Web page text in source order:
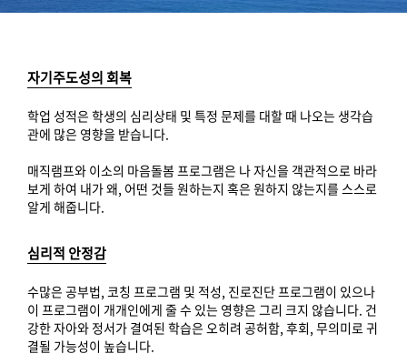
자기주도성의 회복
학업 성적은 학생의 심리상태 및 특정 문제를 대할 때 나오는 생각습
관에 많은 영향을 받습니다.
매직램프와 이소의 마음돌봄 프로그램은 나 자신을 객관적으로 바라
보게 하여 내가 왜, 어떤 것들 원하는지 혹은 원하지 않는지를 스스로
알게 해줍니다.
심리적 안정감
수많은 공부법, 코칭 프로그램 및 적성, 진로진단 프로그램이 있으나
이 프로그램이 개개인에게 줄 수 있는 영향은 그리 크지 않습니다. 건
강한 자아와 정서가 결여된 학습은 오히려 공허함, 후회, 무의미로 귀
결될 가능성이 높습니다.